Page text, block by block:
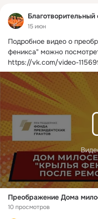
15 июн
Подробное видео о
феникса" можно
https://vk.com/video-
Преображение Дома
10 просмотров